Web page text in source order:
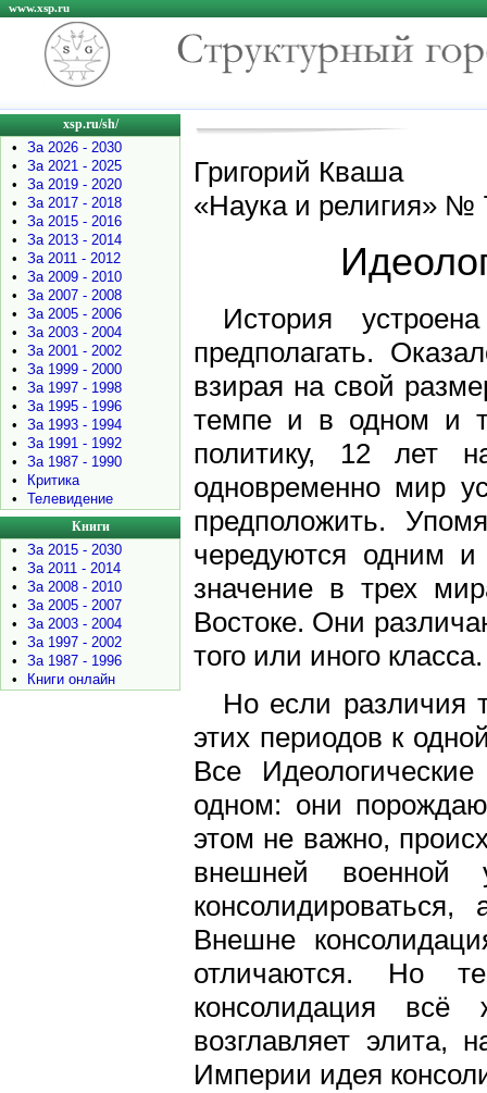
www.xsp.ru
xsp.ru/sh/
•
За 2026 - 2030
•
За 2021 - 2025
•
За 2019 - 2020
•
За 2017 - 2018
•
За 2015 - 2016
•
За 2013 - 2014
•
За 2011 - 2012
•
За 2009 - 2010
•
За 2007 - 2008
•
За 2005 - 2006
•
За 2003 - 2004
•
За 2001 - 2002
•
За 1999 - 2000
•
За 1997 - 1998
•
За 1995 - 1996
•
За 1993 - 1994
•
За 1991 - 1992
•
За 1987 - 1990
•
Критика
•
Телевидение
Книги
•
За 2015 - 2030
•
За 2011 - 2014
•
За 2008 - 2010
•
За 2005 - 2007
•
За 2003 - 2004
•
За 1997 - 2002
•
За 1987 - 1996
•
Книги онлайн
Григорий Кваша
«Наука и религия» №
История
предполагать.
взирая на свой
темпе и в одном и
политику, 12 лет
одновременно мир
предположить.
чередуются одним
значение в трех
Востоке. Они
того или иного класса.
Но если различия
этих периодов к
Все
одном: они
этом не важно,
внешней военной
Внешне
отличаются. Но
консолидация всё
возглавляет элита,
Империи идея